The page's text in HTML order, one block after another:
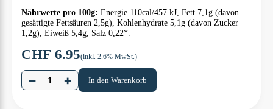
Nährwerte pro 100g: Energie 110cal/457 kJ, Fett 7,1g (davon
gesättigte Fettsäuren 2,5g), Kohlenhydrate 5,1g (davon Zucker
1,2g), Eiweiß 5,4g, Salz 0,22*.
CHF 6.95(inkl. 2.6% MwSt.)
− + In den Warenkorb